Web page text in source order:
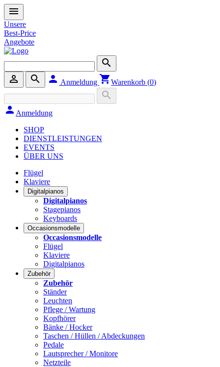
menu
Unsere
Best-Price
Angebote
search
person_outline
search person Anmeldung shopping_cartWarenkorb (0)
search
person Anmeldung
SHOP
DIENSTLEISTUNGEN
EVENTS
ÜBER UNS
Flügel
Klaviere
Digitalpianos
Digitalpianos
Stagepianos
Keyboards
Occasionsmodelle
Occasionsmodelle
Flügel
Klaviere
Digitalpianos
Zubehör
Zubehör
Ständer
Leuchten
Pflege / Wartung
Kopfhörer
Bänke / Hocker
Taschen / Hüllen / Abdeckungen
Pedale
Lautsprecher / Monitore
Netzteile